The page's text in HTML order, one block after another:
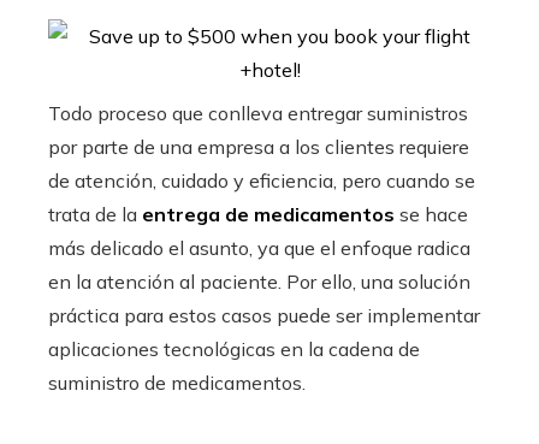
Todo proceso que conlleva entregar suministros
por parte de una empresa a los clientes requiere
de atención, cuidado y eficiencia, pero cuando se
trata de la entrega de medicamentos se hace
más delicado el asunto, ya que el enfoque radica
en la atención al paciente. Por ello, una solución
práctica para estos casos puede ser implementar
aplicaciones tecnológicas en la cadena de
suministro de medicamentos.